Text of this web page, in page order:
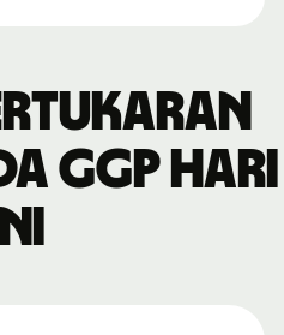
GGP hari
ini